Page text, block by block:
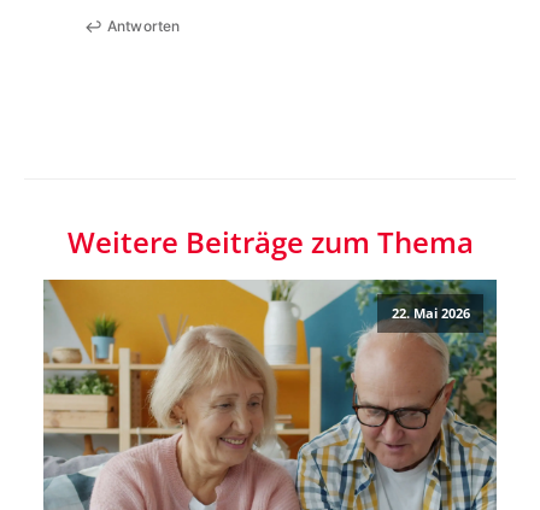
Antworten
Weitere Beiträge zum Thema
22. Mai 2026